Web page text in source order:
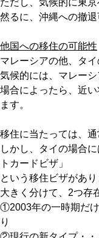
然るに、沖縄への撤退
他国への移住の可能性
マレーシアの他、タ
気候的には、マレー
場合によったら、近
ます。
移住に当たっては、
しかし、タイの場合
トカードビザ」
という移住ビザがあり
大きく分けて、2つ存
①2003年の一時期だ
り